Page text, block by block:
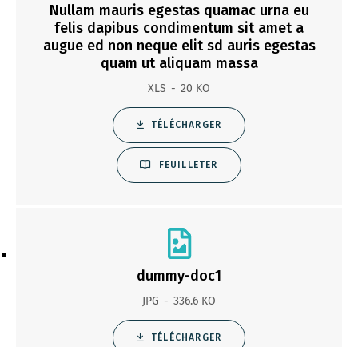
Nullam mauris egestas quamac urna eu
felis dapibus condimentum sit amet a
augue ed non neque elit sd auris egestas
quam ut aliquam massa
XLS 20 KO
TÉLÉCHARGER
FEUILLETER
dummy-doc1
JPG 336.6 KO
TÉLÉCHARGER